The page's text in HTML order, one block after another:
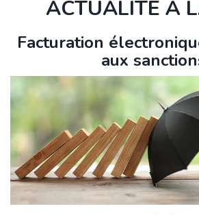
ACTUALITÉ À
Facturation
aux